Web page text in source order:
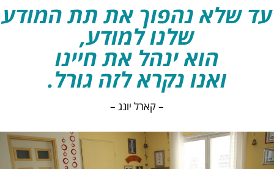
עד שלא נהפוך את תת המודע
שלנו למודע,
הוא ינהל את חיינו
ואנו נקרא לזה גורל.
– קארל יונג –